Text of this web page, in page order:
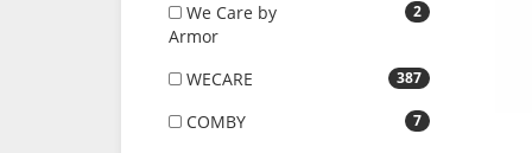
2
We Care by
Armor
387
WECARE
7
COMBY